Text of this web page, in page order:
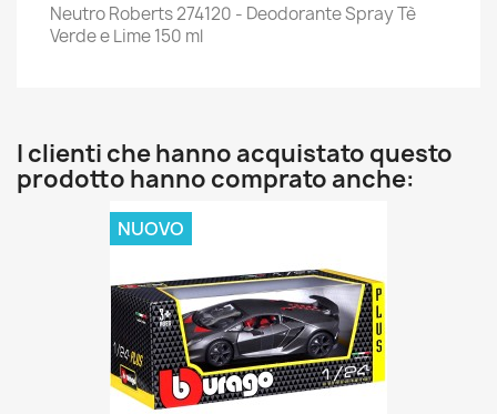
Neutro Roberts 274120 - Deodorante Spray Tè
Verde e Lime 150 ml
I clienti che hanno acquistato questo
prodotto hanno comprato anche:
NUOVO